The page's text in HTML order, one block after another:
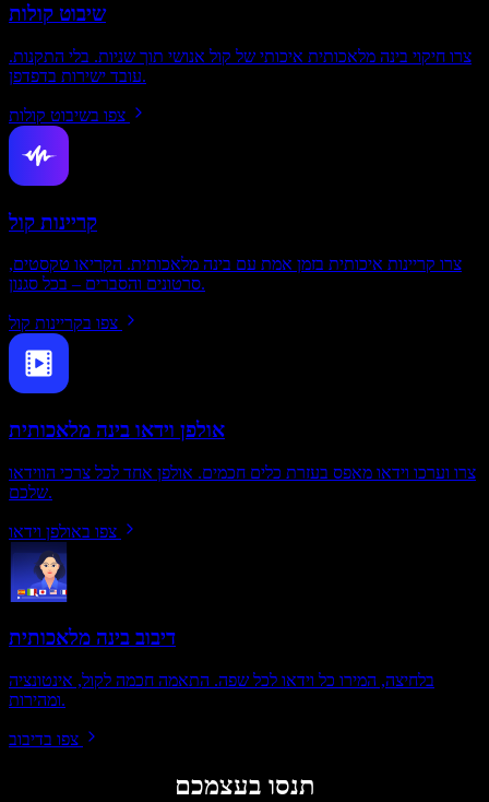
שיבוט קולות
צרו חיקוי בינה מלאכותית איכותי של קול אנושי תוך שניות. בלי התקנות.
עובד ישירות בדפדפן.
צפו בשיבוט קולות
קריינות קול
צרו קריינות איכותית בזמן אמת עם בינה מלאכותית. הקריאו טקסטים,
סרטונים והסברים – בכל סגנון.
צפו בקריינות קול
אולפן וידאו בינה מלאכותית
צרו וערכו וידאו מאפס בעזרת כלים חכמים. אולפן אחד לכל צרכי הווידאו
שלכם.
צפו באולפן וידאו
דיבוב בינה מלאכותית
בלחיצה, המירו כל וידאו לכל שפה. התאמה חכמה לקול, אינטונציה
ומהירות.
צפו בדיבוב
תנסו בעצמכם